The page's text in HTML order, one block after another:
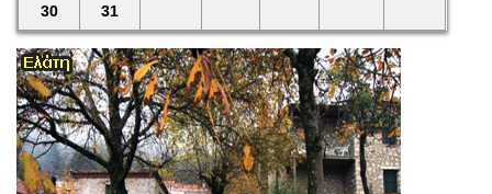
30 31